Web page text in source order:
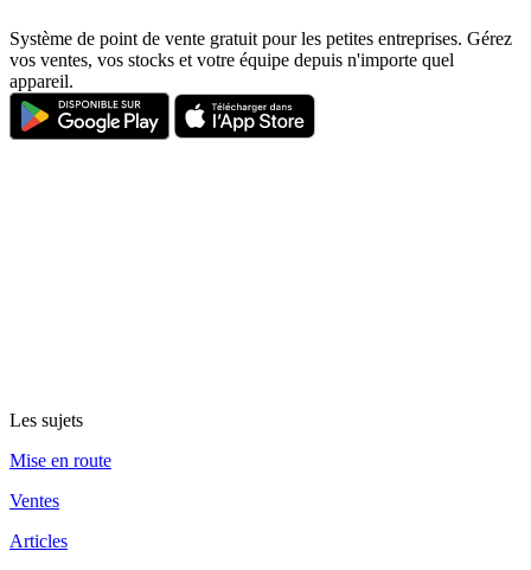
Système de point de vente gratuit pour les petites entreprises. Gérez
vos ventes, vos stocks et votre équipe depuis n'importe quel
appareil.
Les sujets
Mise en route
Ventes
Articles